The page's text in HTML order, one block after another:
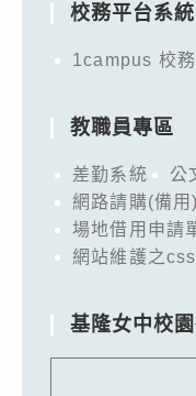
校務平台系統
1campus 校
教職員專區
差勤系統 公
網路請購(備用)
場地借用申請
網站維護之
基隆女中校